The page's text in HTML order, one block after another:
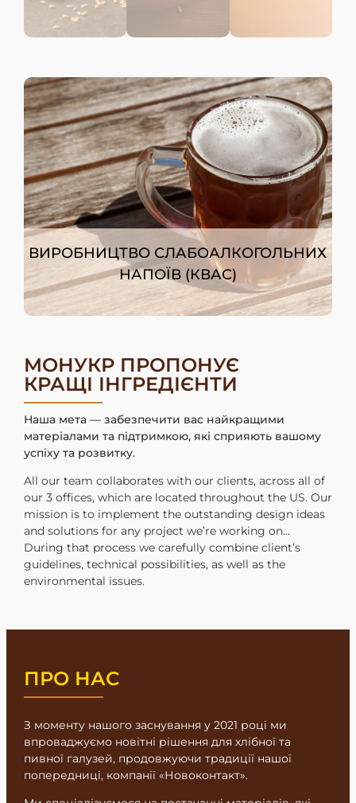
ВИРОБНИЦТВО СЛАБОАЛКОГОЛЬНИХ
НАПОЇВ (КВАС)
МОНУКР ПРОПОНУЄ
КРАЩІ ІНГРЕДІЄНТИ
Наша мета — забезпечити вас найкращими
матеріалами та підтримкою, які сприяють вашому
успіху та розвитку.
All our team collaborates with our clients, across all of
our 3 offices, which are located throughout the US. Our
mission is to implement the outstanding design ideas
and solutions for any project we’re working on…
During that process we carefully combine client’s
guidelines, technical possibilities, as well as the
environmental issues.
ПРО НАС
З моменту нашого заснування у 2021 році ми
впроваджуємо новітні рішення для хлібної та
пивної галузей, продовжуючи традиції нашої
попередниці, компанії«Новоконтакт».